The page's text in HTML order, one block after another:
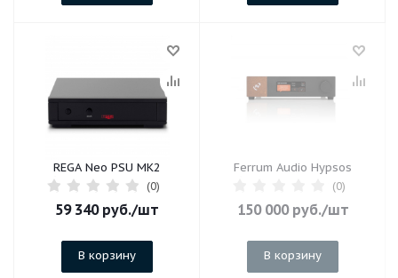
REGA Neo PSU MK2
(0)
59 340руб./шт
В корзину
Ferrum Audio Hypsos
(0)
150 000руб./шт
В корзину